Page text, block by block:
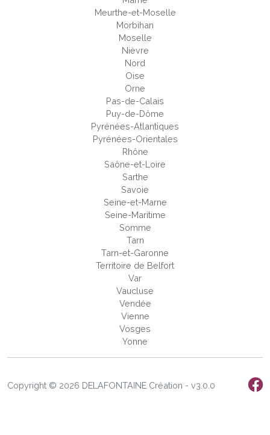
Meurthe-et-Moselle
Morbihan
Moselle
Nièvre
Nord
Oise
Orne
Pas-de-Calais
Puy-de-Dôme
Pyrénées-Atlantiques
Pyrénées-Orientales
Rhône
Saône-et-Loire
Sarthe
Savoie
Seine-et-Marne
Seine-Maritime
Somme
Tarn
Tarn-et-Garonne
Territoire de Belfort
Var
Vaucluse
Vendée
Vienne
Vosges
Yonne
Copyright © 2026 DELAFONTAINE Création - v3.0.0